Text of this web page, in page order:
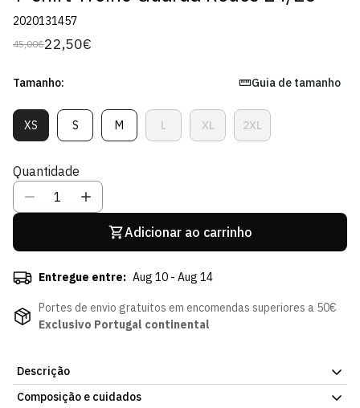
2020131457
Preço
45,00€
Preço
venda
22,50€
Tamanho: Guia de tamanho
XSVariante
Esgotada
Indisponível
SVariante
Esgotada
Indisponível
MVariante
Esgotada
LVariante
Esgotada
XL
Variante
Esgotada
2XLVariante
Esgotada
Quantidade
Adicionar ao carrinho
Entregue entre: Aug 10 - Aug 14
Portes de envio gratuitos em encomendas superiores a 50€
Exclusivo Portugal continental
Descrição
Com um corte estreito, esta camisola respirável e elástica ajuda
Composição e cuidados